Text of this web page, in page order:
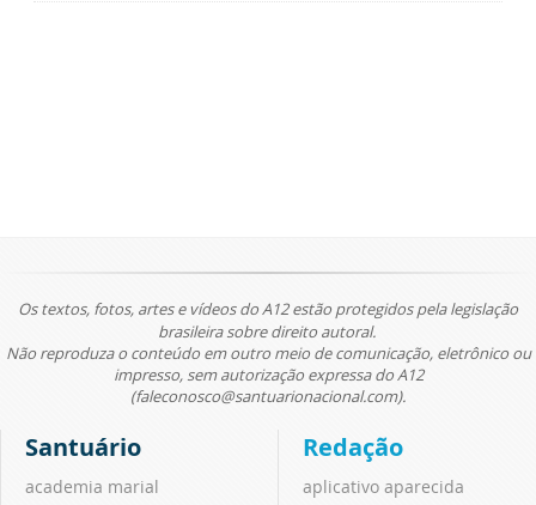
Os textos, fotos, artes e vídeos do A12 estão protegidos pela legislação
brasileira sobre direito autoral.
Não reproduza o conteúdo em outro meio de comunicação, eletrônico ou
impresso, sem autorização expressa do A12
(faleconosco@santuarionacional.com).
Santuário
academia marial
Redação
aplicativo aparecida